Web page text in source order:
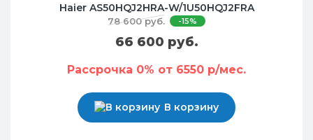
Haier AS50HQJ2HRA-W/1U50HQJ2FRA
78 600 руб. -15%
66 600 руб.
Рассрочка 0% от 6550 р/мес.
В корзину